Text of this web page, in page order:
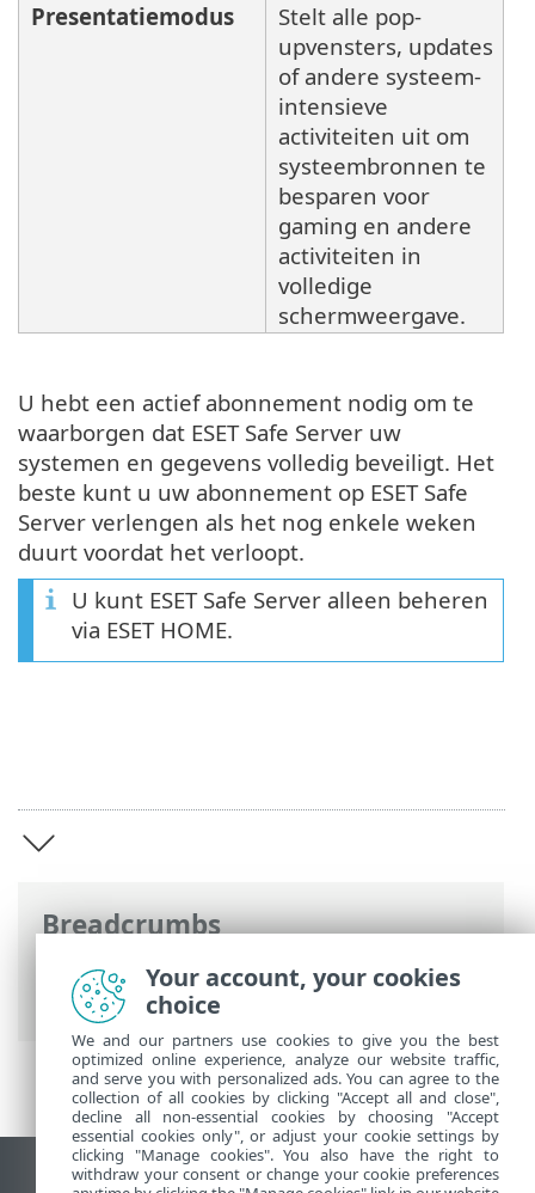
Breadcrumbs
Online-Help van ESET>ESET Safe Server
ESET Safe Server
Presentatiemodus
Stelt alle pop-
upvensters, updates
of andere systeem-
intensieve
activiteiten uit om
systeembronnen te
besparen voor
gaming en andere
activiteiten in
volledige
schermweergave.
U hebt een actief abonnement nodig om te
waarborgen dat ESET Safe Server uw
systemen en gegevens volledig beveiligt. Het
beste kunt u uw abonnement op ESET Safe
Server verlengen als het nog enkele weken
duurt voordat het verloopt.
U kunt ESET Safe Server alleen beheren
via ESET HOME.
Your account, your cookies
choice
We and our partners use cookies to give you the best
optimized online experience, analyze our website traffic,
and serve you with personalized ads. You can agree to the
collection of all cookies by clicking "Accept all and close",
decline all non-essential cookies by choosing "Accept
essential cookies only", or adjust your cookie settings by
clicking "Manage cookies". You also have the right to
withdraw your consent or change your cookie preferences